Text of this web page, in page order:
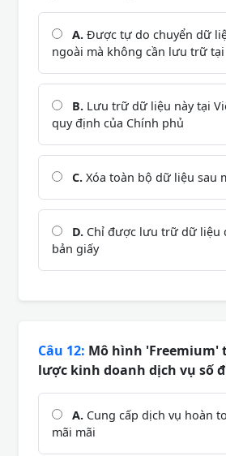
A. Được tự do chuyển dữ
ngoài mà không cần lưu trữ tại
B. Lưu trữ dữ liệu này tại
quy định của Chính phủ
C. Xóa toàn bộ dữ liệu sau
D. Chỉ được lưu trữ dữ liệu
bản giấy
Câu 12: Mô hình 'Freemium'
lược kinh doanh dịch vụ số
A. Cung cấp dịch vụ hoàn
mãi mãi